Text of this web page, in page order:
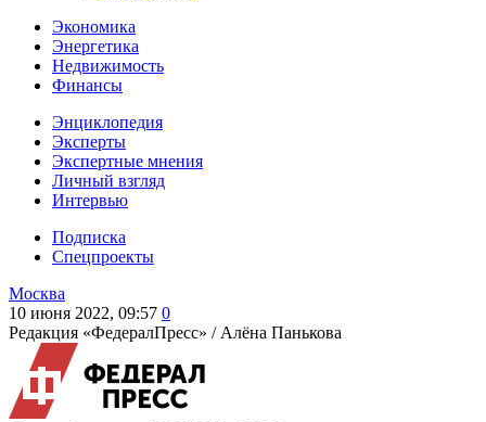
Экономика
Энергетика
Недвижимость
Финансы
Энциклопедия
Эксперты
Экспертные мнения
Личный взгляд
Интервью
Подписка
Спецпроекты
Москва
10 июня 2022, 09:57 0
Редакция «ФедералПресс» / Алёна Панькова